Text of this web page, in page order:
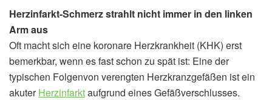
Herzinfarkt-Schmerz strahlt nicht immer in den linken
Arm aus
Oft macht sich eine koronare Herzkrankheit (KHK) erst
bemerkbar, wenn es fast schon zu spät ist: Eine der
typischen Folgenvon verengten Herzkranzgefäßen ist ein
akuterHerzinfarktaufgrund eines Gefäßverschlusses.